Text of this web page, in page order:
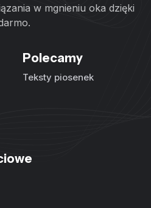
w mgnieniu oka dzięki
Polecamy
Teksty piosenek